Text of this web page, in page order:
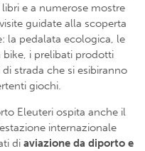
e a numerose mostre
guidate alla scoperta
la pedalata ecologica, le
i prelibati prodotti
strada che si esibiranno
giochi.
Eleuteri ospita anche il
internazionale
di aviazione da diporto e